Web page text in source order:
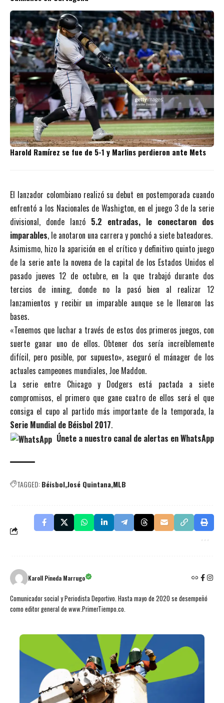
Harold Ramírez se fue de 5-1 y Marlins perdieron ante Mets
El lanzador colombiano realizó su debut en postemporada cuando
enfrentó a los Nacionales de Washigton, en el juego 3 de la serie
divisional, donde lanzó 5.2 entradas, le conectaron dos
imparables, le anotaron una carrera y ponchó a siete bateadores.
Asimismo, hizo la aparición en el crítico y definitivo quinto juego
de la serie ante la novena de la capital de los Estados Unidos el
pasado jueves 12 de octubre, en la que trabajó durante dos
tercios de inning, donde no la pasó bien al realizar 12
lanzamientos y recibir un imparable aunque se le llenaron las
bases.
«Tenemos que luchar a través de estos dos primeros juegos, con
suerte ganar uno de ellos. Obtener dos sería increíblemente
difícil, pero posible, por supuesto», aseguró el mánager de los
actuales campeones mundiales, Joe Maddon.
La serie entre Chicago y Dodgers está pactada a siete
compromisos, el primero que gane cuatro de ellos será el que
consiga el cupo al partido más importante de la temporada, la
Serie Mundial de Béisbol 2017.
Únete a nuestro canal de alertas en WhatsApp
TAGGED:BéisbolJosé Quintana MLB
Karoll Pineda Marrugo
Comunicador social y Periodista Deportivo. Hasta mayo de 2020 se desempeñó
como editor general de www.PrimerTiempo.co.